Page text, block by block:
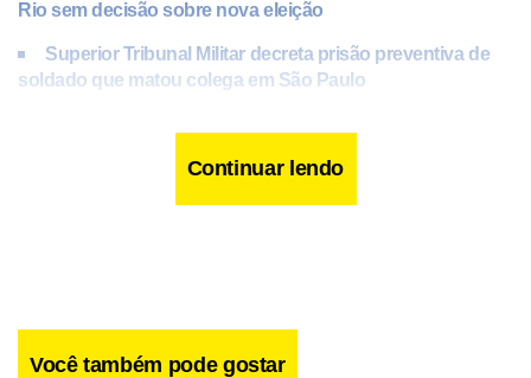
Rio sem decisão sobre nova eleição
Superior Tribunal Militar decreta prisão preventiva de
soldado que matou colega em São Paulo
Continuar lendo
Você também pode gostar